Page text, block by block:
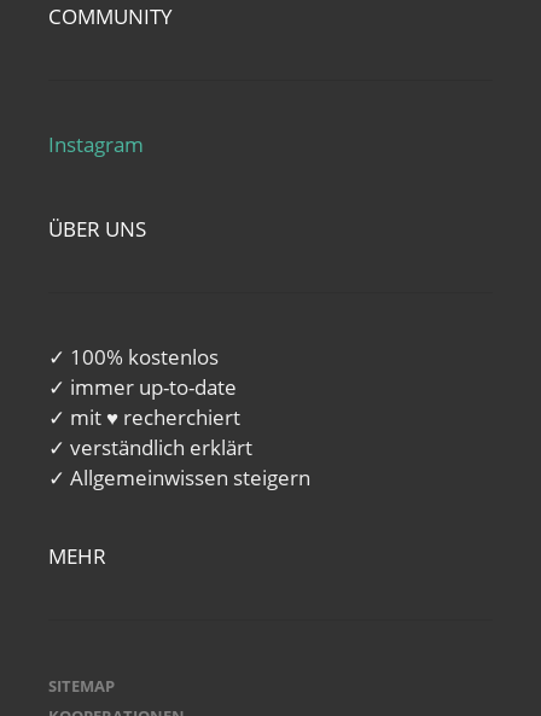
COMMUNITY
Instagram
ÜBER UNS
✓ 100% kostenlos
✓ immer up-to-date
✓ mit ♥ recherchiert
✓ verständlich erklärt
✓ Allgemeinwissen steigern
MEHR
SITEMAP